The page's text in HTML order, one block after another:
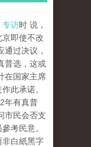
专访时 说，
即使不改
过决议，
普选，这或
在国家主席
此承诺。
年有真普
市民会否支
考民意。
非白紙黑字